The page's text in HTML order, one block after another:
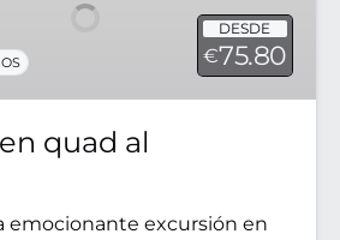
DESDE
€75.80
quad al
emocionante excursión en